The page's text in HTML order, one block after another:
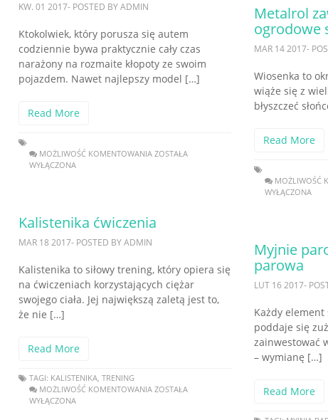
KW. 01 2017- POSTED BY ADMIN
Ktokolwiek, który porusza się autem
codziennie bywa praktycznie cały czas
narażony na rozmaite kłopoty ze swoim
pojazdem. Nawet najlepszy model […]
Read More
MOŻLIWOŚĆ KOMENTOWANIA ZOSTAŁA
WYŁĄCZONA
Kalistenika ćwiczenia
MAR 18 2017- POSTED BY ADMIN
Kalistenika to siłowy trening, który opiera się
na ćwiczeniach korzystających ciężar
swojego ciała. Jej największą zaletą jest to,
że nie […]
Read More
TAGI: KALISTENIKA, TRENING
MOŻLIWOŚĆ KOMENTOWANIA ZOSTAŁA
WYŁĄCZONA
Metalrol
ogrodowe
MAR 14 2017-
Wiosenka to
wiąże się z
błyszczeć
Read More
MOŻLIWOŚĆ
WYŁĄCZONA
Myjnie
parowa
LUT 16 2017-
Każdy element
poddaje się
zainwestować
– wymianę […]
Read More